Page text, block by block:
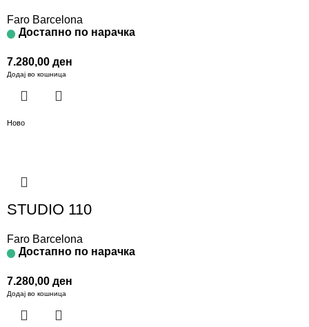
Faro Barcelona
Достапно по нарачка
7.280,00 ден
Додај во кошница
Ново
STUDIO 110
Faro Barcelona
Достапно по нарачка
7.280,00 ден
Додај во кошница